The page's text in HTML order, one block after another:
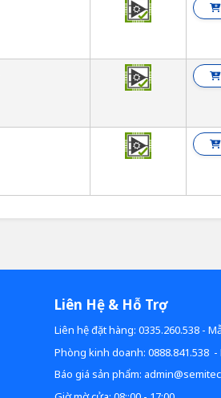
Liên Hệ & Hỗ Trợ
Liên hệ đặt hàng: 0335.260.538 -
Phòng kinh doanh: 0888.841.538
Báo giá sản phẩm: